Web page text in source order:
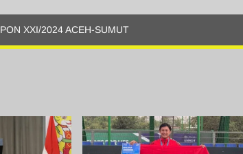
PON XXI/2024 ACEH-SUMUT